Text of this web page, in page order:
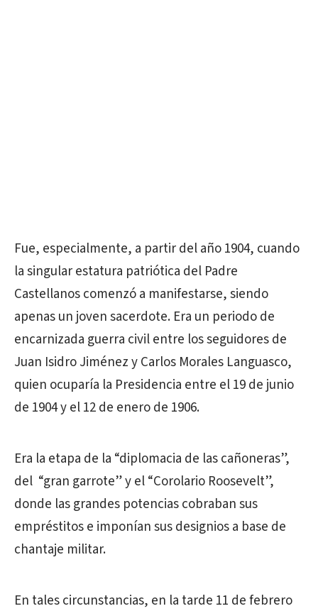
Fue, especialmente, a partir del año 1904, cuando
la singular estatura patriótica del Padre
Castellanos comenzó a manifestarse, siendo
apenas un joven sacerdote. Era un periodo de
encarnizada guerra civil entre los seguidores de
Juan Isidro Jiménez y Carlos Morales Languasco,
quien ocuparía la Presidencia entre el 19 de junio
de 1904 y el 12 de enero de 1906.
Era la etapa de la “diplomacia de las cañoneras”,
del “gran garrote” y el “Corolario Roosevelt”,
donde las grandes potencias cobraban sus
empréstitos e imponían sus designios a base de
chantaje militar.
En tales circunstancias, en la tarde 11 de febrero